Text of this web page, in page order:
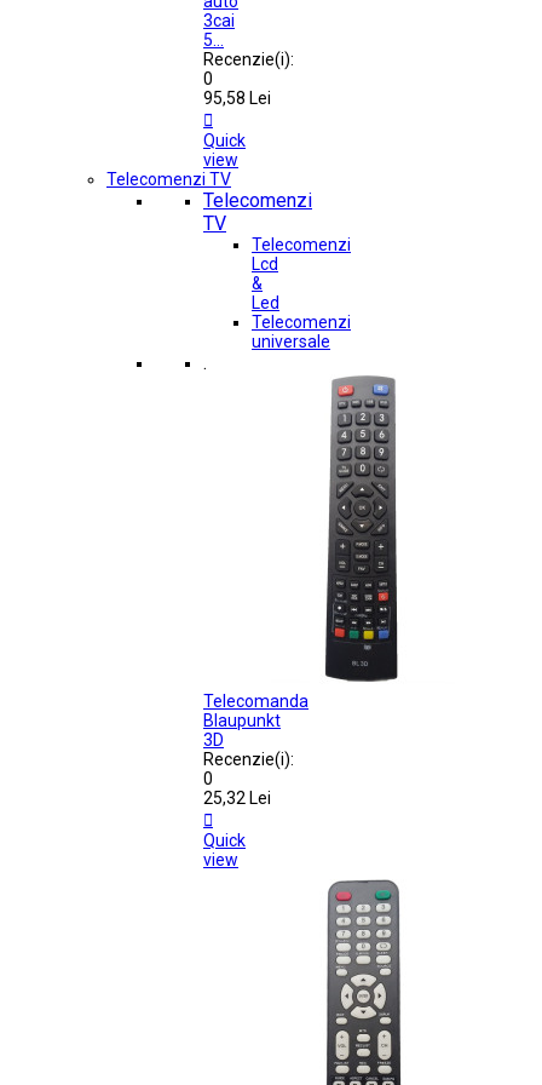
3cai
5...
Recenzie(i):
0
95,58 Lei

Quick
view
Telecomenzi TV
Telecomenzi
TV
Telecomenzi
Lcd
&
Led
Telecomenzi
universale
.
Telecomanda
Blaupunkt
3D
Recenzie(i):
0
25,32 Lei

Quick
view